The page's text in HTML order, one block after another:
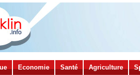
Economie Santé Agriculture